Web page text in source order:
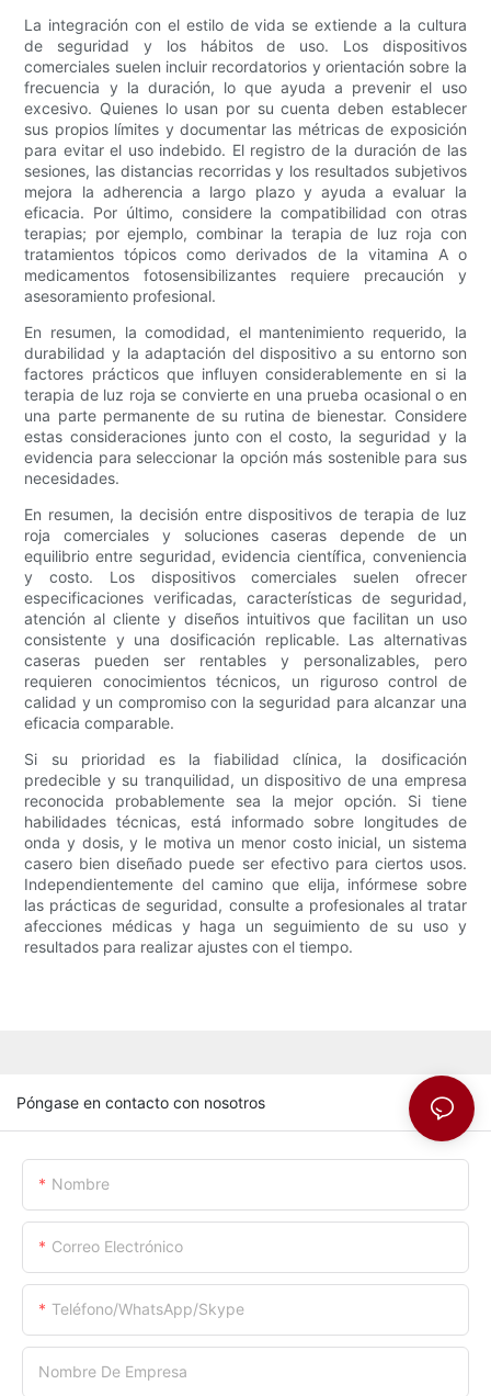
La integración con el estilo de vida se extiende a la cultura
de seguridad y los hábitos de uso. Los dispositivos
comerciales suelen incluir recordatorios y orientación sobre la
frecuencia y la duración, lo que ayuda a prevenir el uso
excesivo. Quienes lo usan por su cuenta deben establecer
sus propios límites y documentar las métricas de exposición
para evitar el uso indebido. El registro de la duración de las
sesiones, las distancias recorridas y los resultados subjetivos
mejora la adherencia a largo plazo y ayuda a evaluar la
eficacia. Por último, considere la compatibilidad con otras
terapias; por ejemplo, combinar la terapia de luz roja con
tratamientos tópicos como derivados de la vitamina A o
medicamentos fotosensibilizantes requiere precaución y
asesoramiento profesional.
En resumen, la comodidad, el mantenimiento requerido, la
durabilidad y la adaptación del dispositivo a su entorno son
factores prácticos que influyen considerablemente en si la
terapia de luz roja se convierte en una prueba ocasional o en
una parte permanente de su rutina de bienestar. Considere
estas consideraciones junto con el costo, la seguridad y la
evidencia para seleccionar la opción más sostenible para sus
necesidades.
En resumen, la decisión entre dispositivos de terapia de luz
roja comerciales y soluciones caseras depende de un
equilibrio entre seguridad, evidencia científica, conveniencia
y costo. Los dispositivos comerciales suelen ofrecer
especificaciones verificadas, características de seguridad,
atención al cliente y diseños intuitivos que facilitan un uso
consistente y una dosificación replicable. Las alternativas
caseras pueden ser rentables y personalizables, pero
requieren conocimientos técnicos, un riguroso control de
calidad y un compromiso con la seguridad para alcanzar una
eficacia comparable.
Si su prioridad es la fiabilidad clínica, la dosificación
predecible y su tranquilidad, un dispositivo de una empresa
reconocida probablemente sea la mejor opción. Si tiene
habilidades técnicas, está informado sobre longitudes de
onda y dosis, y le motiva un menor costo inicial, un sistema
casero bien diseñado puede ser efectivo para ciertos usos.
Independientemente del camino que elija, infórmese sobre
las prácticas de seguridad, consulte a profesionales al tratar
afecciones médicas y haga un seguimiento de su uso y
resultados para realizar ajustes con el tiempo.
Póngase en contacto con nosotros
Nombre
Correo Electrónico
Teléfono/WhatsApp/Skype
Nombre De Empresa